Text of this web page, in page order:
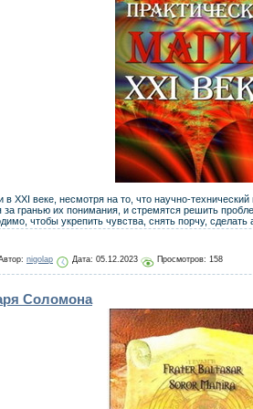
в XXI веке, несмотря на то, что научно-
за гранью их понимания, и стремятся решить
чтобы укрепить чувства, снять порчу,
nigolap Дата: 05.12.2023 Просмотров: 158
Соломона